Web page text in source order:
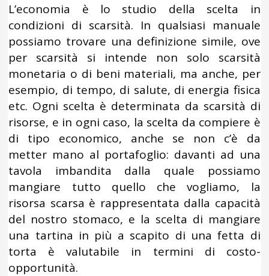
L’economia è lo studio della scelta in
condizioni di scarsità. In qualsiasi manuale
possiamo trovare una definizione simile, ove
per scarsità si intende non solo scarsità
monetaria o di beni materiali, ma anche, per
esempio, di tempo, di salute, di energia fisica
etc. Ogni scelta è determinata da scarsità di
risorse, e in ogni caso, la scelta da compiere è
di tipo economico, anche se non c’è da
metter mano al portafoglio: davanti ad una
tavola imbandita dalla quale possiamo
mangiare tutto quello che vogliamo, la
risorsa scarsa è rappresentata dalla capacità
del nostro stomaco, e la scelta di mangiare
una tartina in più a scapito di una fetta di
torta è valutabile in termini di costo-
opportunità.